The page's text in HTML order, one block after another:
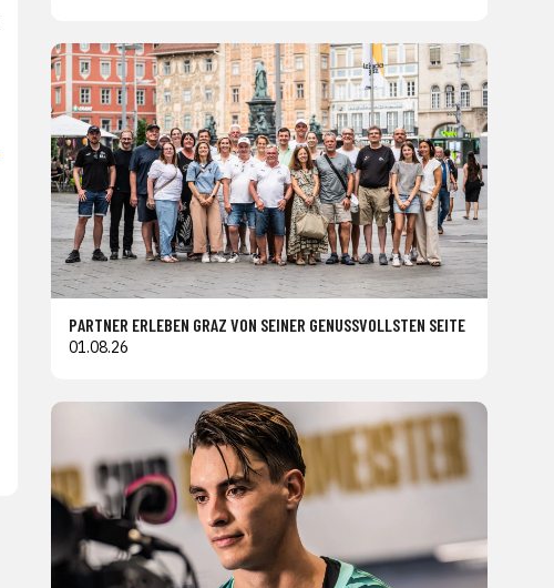
PARTNER ERLEBEN GRAZ VON SEINER GENUSSVOLLSTEN SEITE
01.08.26